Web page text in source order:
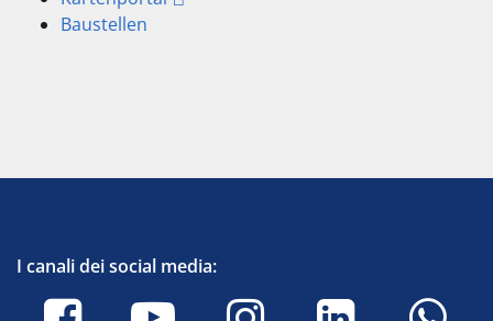
Baustellen
I canali dei social media: